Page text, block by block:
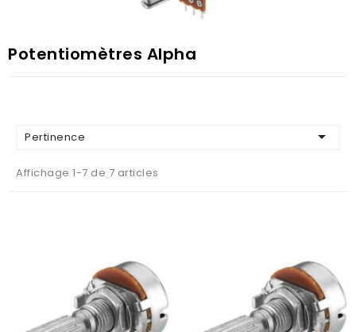
Potentiomètres Alpha
Pertinence 
Affichage 1-7 de 7 articles